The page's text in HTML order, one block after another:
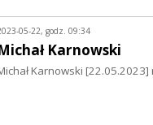
05-22, godz. 09:34
Karnowski
Karnowski